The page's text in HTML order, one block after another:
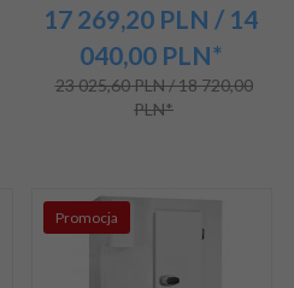
17 269,20 PLN / 14
040,00 PLN*
23 025,60 PLN / 18 720,00
PLN*
Promocja